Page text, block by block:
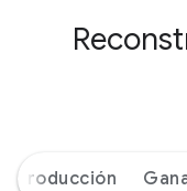
Introducción